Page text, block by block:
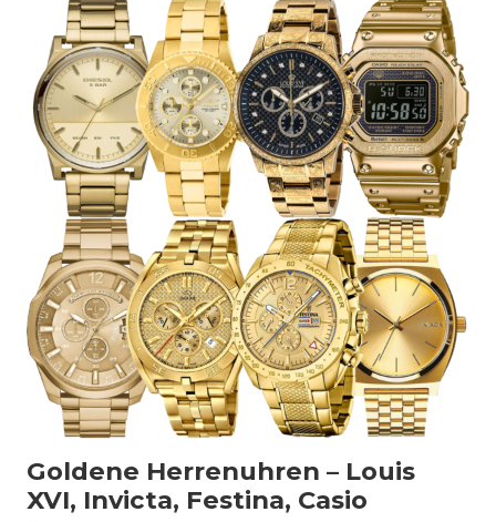
Goldene Herrenuhren – Louis
XVI, Invicta, Festina, Casio